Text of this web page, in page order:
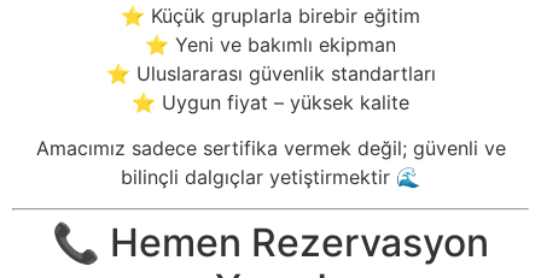
⭐ Küçük gruplarla birebir eğitim
⭐ Yeni ve bakımlı ekipman
⭐ Uluslararası güvenlik standartları
⭐ Uygun fiyat – yüksek kalite
Amacımız sadece sertifika vermek değil; güvenli ve
bilinçli dalgıçlar yetiştirmektir 🌊
📞 Hemen Rezervasyon